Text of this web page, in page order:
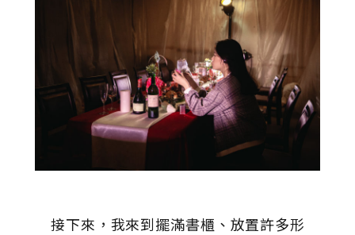
接下來，我來到擺滿書櫃、放置許多形